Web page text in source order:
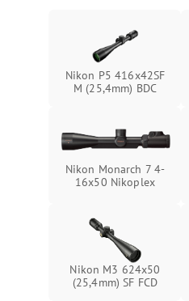
Nikon P5 416x42SF
M (25,4mm) BDC
Nikon Monarch 7 4-
16x50 Nikoplex
Nikon M3 624x50
(25,4mm) SF FCD